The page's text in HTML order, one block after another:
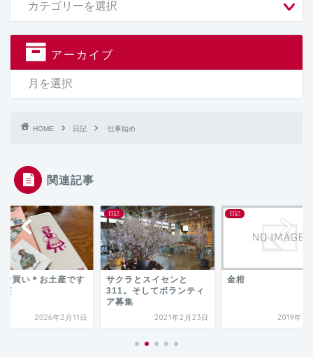
アーカイブ
HOME 日記 仕事始め
関連記事
ケ買い＊お土産です
笑
2026年2月11日
日記
サクラとスイセンと
311。そしてボランティ
ア募集
2021年2月23日
日記
金柑
2019年3